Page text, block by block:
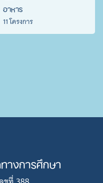
อาหาร
11 โครงการ
างการศึกษา